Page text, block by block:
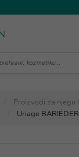
Proizvodi za njegu
Uriage